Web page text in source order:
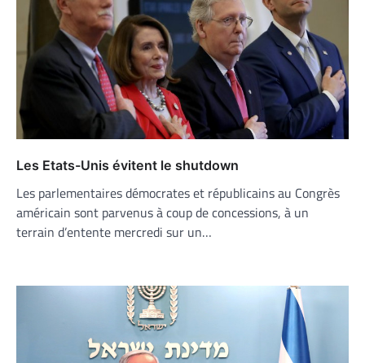
Les Etats-Unis évitent le shutdown
Les parlementaires démocrates et républicains au Congrès
américain sont parvenus à coup de concessions, à un
terrain d’entente mercredi sur un…